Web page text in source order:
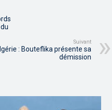
Suivant
: Bouteflika présente sa
démission